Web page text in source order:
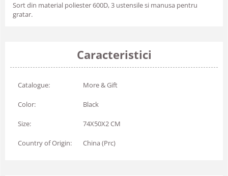
Sort din material poliester 600D, 3 ustensile si manusa pentru
gratar.
Caracteristici
Catalogue: More & Gift
Color: Black
Size: 74X50X2 CM
Country of Origin: China (Prc)